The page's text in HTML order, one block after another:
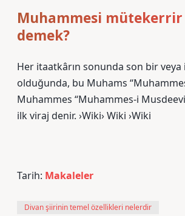
Muhammesi mütekerrir
demek?
Her itaatkârın sonunda son bir veya
olduğunda, bu Muhams
Muhammes “Muhammes-i
ilk viraj denir. ›Wiki› Wiki ›Wiki
Tarih: Makaleler
Divan şiirinin temel özellikleri nelerdir